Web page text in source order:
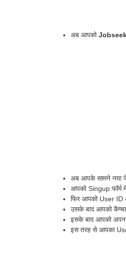
अब आपको
अब आपके सामने नया
आपको Singup फॉर्म
फिर आपको User ID
उसके बाद आपको
इसके बाद आपको
इस तरह से आपका